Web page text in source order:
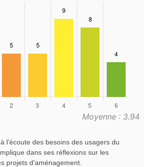
Moyenne : 3.94
l'écoute des besoins des usagers du
dans ses réflexions sur les
projets d'aménagement.